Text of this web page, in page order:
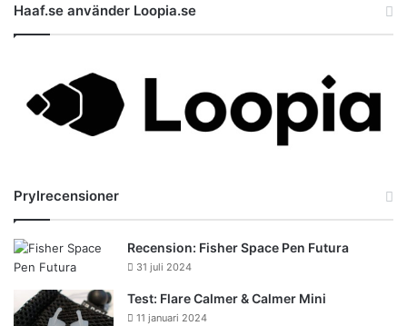
Haaf.se använder Loopia.se
Prylrecensioner
Recension: Fisher Space Pen Futura
31 juli 2024
Test: Flare Calmer & Calmer Mini
11 januari 2024